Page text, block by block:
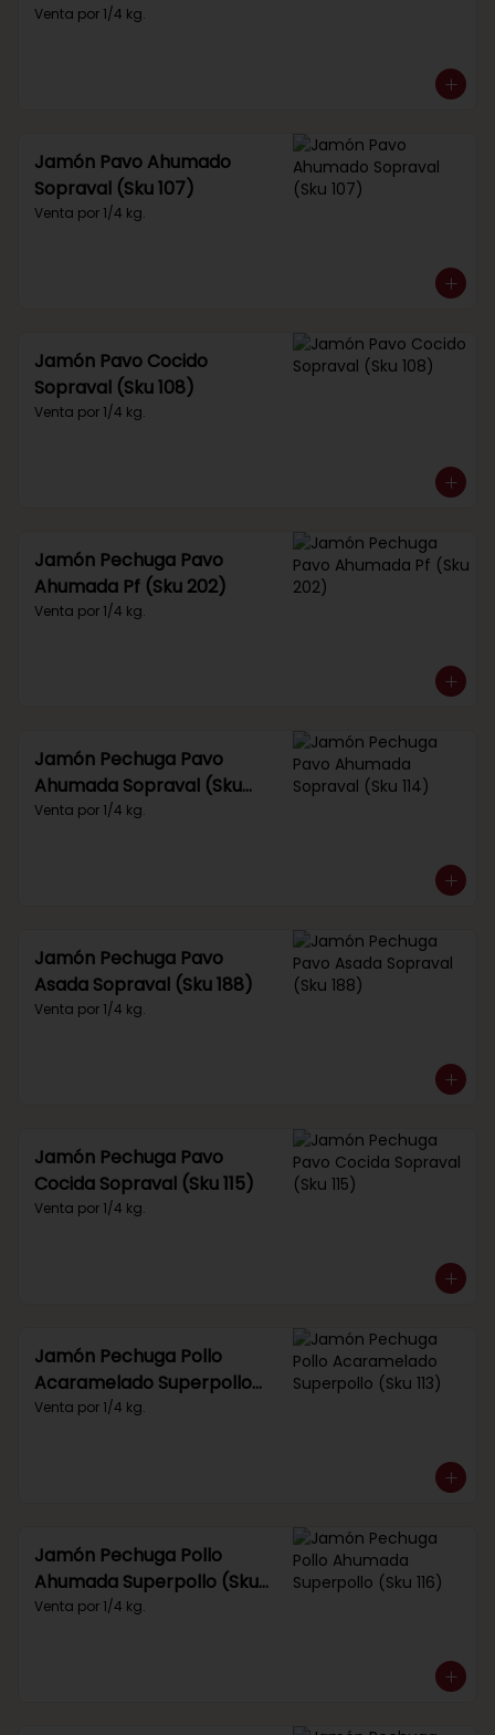
Venta por 1/4 kg.
Jamón Pavo Ahumado
Sopraval (Sku 107)
Venta por 1/4 kg.
Jamón Pavo Cocido
Sopraval (Sku 108)
Venta por 1/4 kg.
Jamón Pechuga Pavo
Ahumada Pf (Sku 202)
Venta por 1/4 kg.
Jamón Pechuga Pavo
Ahumada Sopraval (Sku
114)
Venta por 1/4 kg.
Jamón Pechuga Pavo
Asada Sopraval (Sku 188)
Venta por 1/4 kg.
Jamón Pechuga Pavo
Cocida Sopraval (Sku 115)
Venta por 1/4 kg.
Jamón Pechuga Pollo
Acaramelado Superpollo
(Sku 113)
Venta por 1/4 kg.
Jamón Pechuga Pollo
Ahumada Superpollo (Sku
116)
Venta por 1/4 kg.